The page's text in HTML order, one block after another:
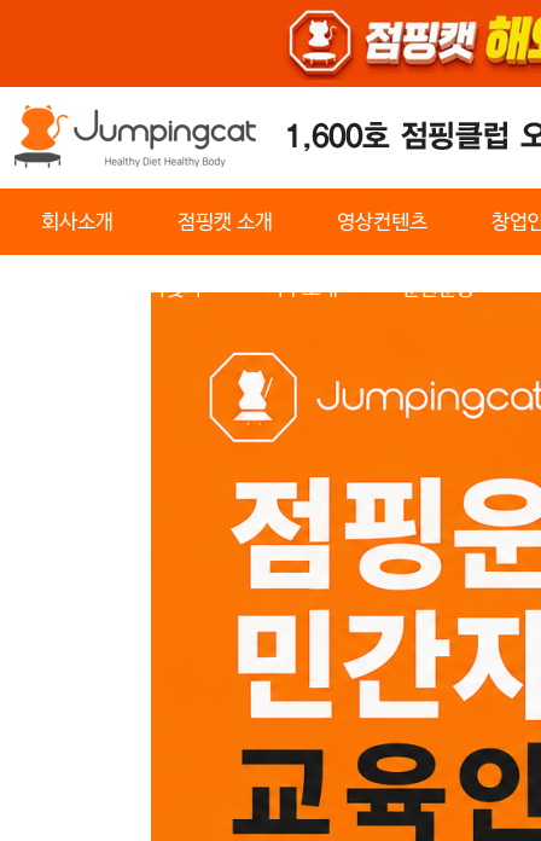
회사소개 점핑캣 소개 영상컨텐츠 창업
센터찾기 기구소개 순환운동